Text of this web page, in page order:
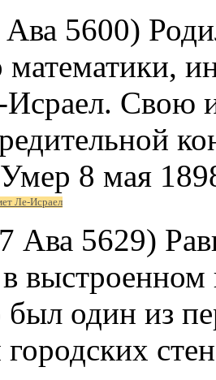
5600)
Свою
8 мая
Ле-Исраел
Ава 5629)
один из